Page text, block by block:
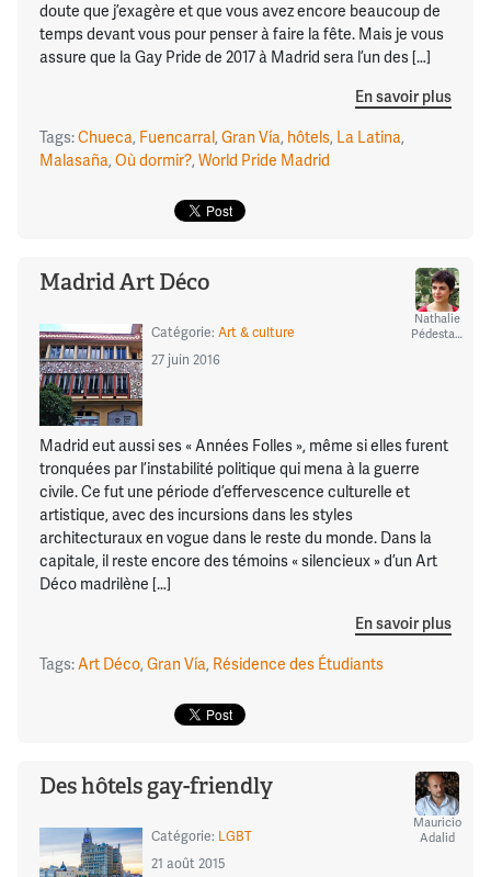
doute que j’exagère et que vous avez encore beaucoup de
temps devant vous pour penser à faire la fête. Mais je vous
assure que la Gay Pride de 2017 à Madrid sera l’un des […]
En savoir plus
Tags:Chueca, Fuencarral, Gran Vía, hôtels, La Latina,
Malasaña, Où dormir?, World Pride Madrid
Madrid Art Déco
Nathalie
Pédestarres
Catégorie: Art & culture
27 juin 2016
Madrid eut aussi ses « Années Folles », même si elles furent
tronquées par l’instabilité politique qui mena à la guerre
civile. Ce fut une période d’effervescence culturelle et
artistique, avec des incursions dans les styles
architecturaux en vogue dans le reste du monde. Dans la
capitale, il reste encore des témoins « silencieux » d’un Art
Déco madrilène […]
En savoir plus
Tags:Art Déco, Gran Vía, Résidence des Étudiants
Des hôtels gay-friendly
Mauricio
Adalid
Catégorie: LGBT
21 août 2015